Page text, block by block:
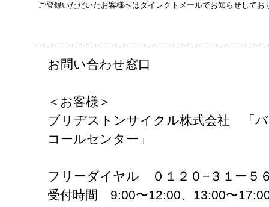
ご登録いただいたお客様へはダイレクトメールでお知らせしてお
お問い合わせ窓口
＜お客様＞
ブリヂストンサイクル株式会社 「
コールセンター」
フリーダイヤル ０１２０−３１ー５
受付時間 9:00〜12:00、13:00〜